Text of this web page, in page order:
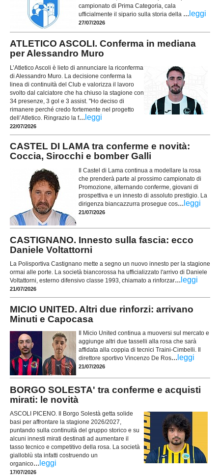
campionato di Prima Categoria, cala
ufficialmente il sipario sulla storia della ... leggi
27/07/2026
ATLETICO ASCOLI. Conferma in mediana
per Alessandro Muro
L’Atletico Ascoli è lieto di annunciare la riconferma
di Alessandro Muro. La decisione conferma la
linea di continuità del Club e valorizza il lavoro
svolto dal calciatore che ha chiuso la stagione con
34 presenze, 3 gol e 3 assist. "Ho deciso di
rimanere perché credo fortemente nel progetto
dell’Atletico. Ringrazio la f... leggi
22/07/2026
CASTEL DI LAMA tra conferme e novità:
Coccia, Sirocchi e bomber Galli
Il Castel di Lama continua a modellare la rosa
che prenderà parte al prossimo campionato di
Promozione, alternando conferme, giovani di
prospettiva e un innesto di assoluto prestigio. La
dirigenza biancazzurra prosegue cos... leggi
21/07/2026
CASTIGNANO. Innesto sulla fascia: ecco
Daniele Voltattorni
La Polisportiva Castignano mette a segno un nuovo innesto per la stagione
ormai alle porte. La società biancorossa ha ufficializzato l'arrivo di Daniele
Voltattorni, esterno difensivo classe 1993, chiamato a rinforzar... leggi
21/07/2026
MICIO UNITED. Altri due rinforzi: arrivano
Minuti e Capocasa
Il Micio United continua a muoversi sul mercato e
aggiunge altri due tasselli alla rosa che sarà
affidata alla coppia di tecnici Traini-Cimbelli. Il
direttore sportivo Vincenzo De Ros... leggi
21/07/2026
BORGO SOLESTA' tra conferme e acquisti
mirati: le novità
ASCOLI PICENO. Il Borgo Solestà getta solide
basi per affrontare la stagione 2026/2027,
puntando sulla continuità del gruppo storico e su
alcuni innesti mirati destinati ad aumentare il
tasso tecnico e competitivo della rosa. La società
gialloblù sta infatti costruendo un
organico... leggi
17/07/2026